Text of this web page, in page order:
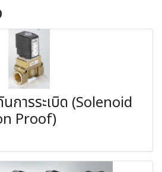
การระเบิด (Solenoid
Proof)